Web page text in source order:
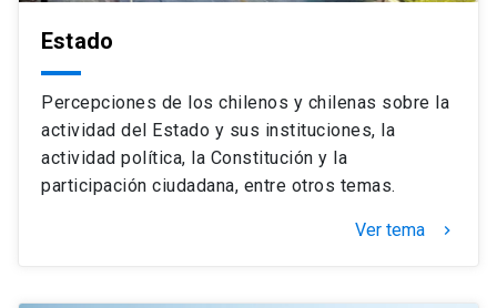
Estado
Percepciones de los chilenos y chilenas sobre la
actividad del Estado y sus instituciones, la
actividad política, la Constitución y la
participación ciudadana, entre otros temas.
Ver tema keyboard_arrow_right